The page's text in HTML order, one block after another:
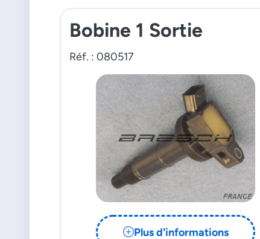
Bobine 1 Sortie
Réf. : 080517
Plus d'informations